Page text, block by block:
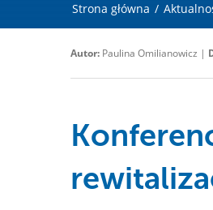
Strona główna /
Autor: Paulina Omilianowicz |